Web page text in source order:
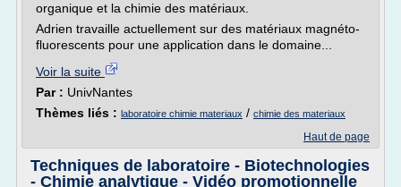
organique et la chimie des matériaux.
Adrien travaille actuellement sur des matériaux magnéto-
fluorescents pour une application dans le domaine...
Voir la suite
Par : UnivNantes
Thèmes liés : laboratoire chimie materiaux / chimie des materiaux
Haut de page
Techniques de laboratoire - Biotechnologies
- Chimie analytique - Vidéo promotionnelle